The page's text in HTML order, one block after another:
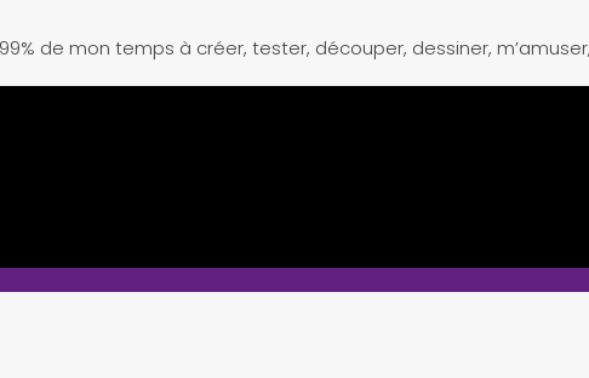
de mon temps à créer, tester, découper, dessiner,